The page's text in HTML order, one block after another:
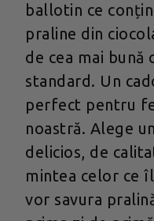
ballotin ce
praline din
de cea mai bună
standard. Un
perfect pentru
noastră. Alege
delicios, de
mintea celor ce
vor savura